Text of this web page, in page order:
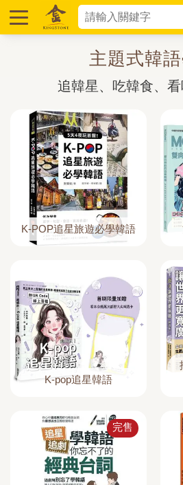
主題式韓
追韓星、吃韓食、看
K-POP追星旅遊必學韓語
K-pop追星韓語
完售